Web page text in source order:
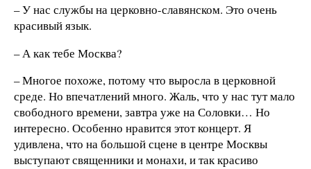
– У нас службы на церковно-славянском. Это очень
красивый язык.
– А как тебе Москва?
– Многое похоже, потому что выросла в церковной
среде. Но впечатлений много. Жаль, что у нас тут мало
свободного времени, завтра уже на Соловки… Но
интересно. Особенно нравится этот концерт. Я
удивлена, что на большой сцене в центре Москвы
выступают священники и монахи, и так красиво